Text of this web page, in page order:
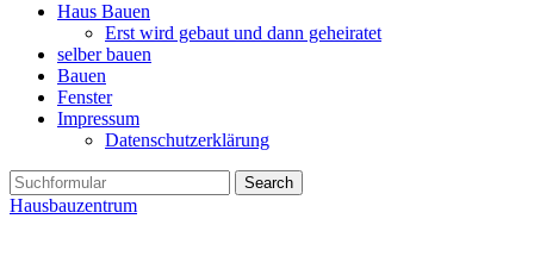
Haus Bauen
Erst wird gebaut und dann geheiratet
selber bauen
Bauen
Fenster
Impressum
Datenschutzerklärung
Search
Hausbauzentrum